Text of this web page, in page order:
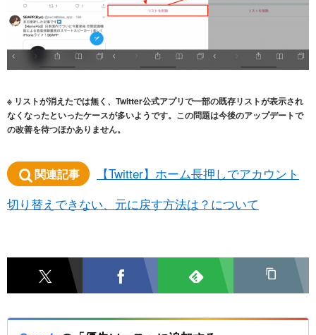
※ リストが消えたでは無く、Twitter公式アプリで一部の既存リストが表示され
なくなったといったケースが多いようです。この問題は今後のアップデートで
の改善を待つほかありません。
関連記事
【Twitter】ホーム長押しでアカウント
切り替えできない、元に戻す方法は？について